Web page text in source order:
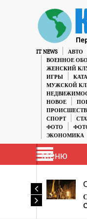
IT NEWS АВТО
ВОЕННОЕ
ЖЕНСКИЙ
ИГРЫ
МУЖСКОЙ
НОВОЕ
СПОРТ
ФОТО
ЭКОНОМИКА
Меню